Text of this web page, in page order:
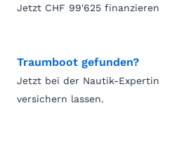
Jetzt CHF 99'625 finanzieren
Traumboot gefunden?
Jetzt bei der Nautik-Expertin
versichern lassen.